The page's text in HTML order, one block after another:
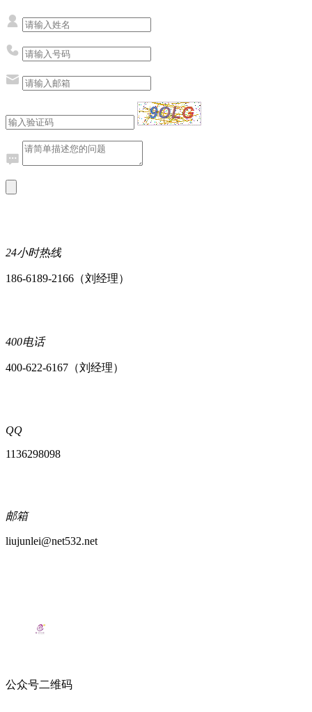
24小时热线
186-6189-2166（刘经理）
400电话
400-622-6167（刘经理）
QQ
1136298098
邮箱
liujunlei@net532.net
公众号二维码